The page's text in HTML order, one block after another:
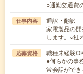
○通勤交通費
仕事内容
通訳・翻訳
家電製品の
します。○社
応募資格
職種未経験
●何らかの事
常会話がで